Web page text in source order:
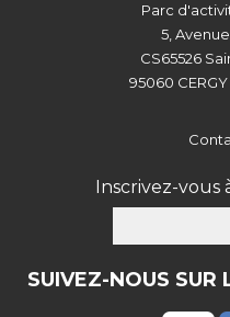
Parc
5,
CS65526
95060
Inscrivez-vous
SUIVEZ-NOUS SUR